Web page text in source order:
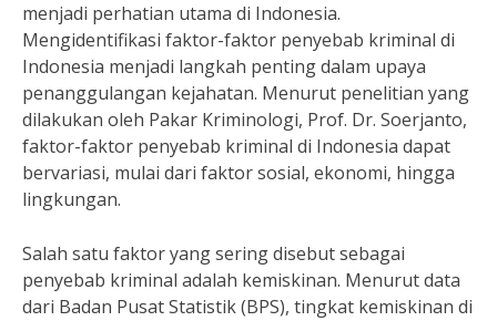
menjadi perhatian utama di Indonesia.
Mengidentifikasi faktor-faktor penyebab kriminal di
Indonesia menjadi langkah penting dalam upaya
penanggulangan kejahatan. Menurut penelitian yang
dilakukan oleh Pakar Kriminologi, Prof. Dr. Soerjanto,
faktor-faktor penyebab kriminal di Indonesia dapat
bervariasi, mulai dari faktor sosial, ekonomi, hingga
lingkungan.
Salah satu faktor yang sering disebut sebagai
penyebab kriminal adalah kemiskinan. Menurut data
dari Badan Pusat Statistik (BPS), tingkat kemiskinan di